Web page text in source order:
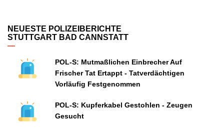
NEUESTE POLIZEIBERICHTE
STUTTGART BAD CANNSTATT
POL-S: Mutmaßlichen Einbrecher Auf
Frischer Tat Ertappt - Tatverdächtigen
Vorläufig Festgenommen
POL-S: Kupferkabel Gestohlen - Zeugen
Gesucht